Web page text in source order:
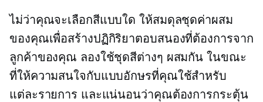
ไม่ว่าคุณจะเลือกสีแบบใด ให้สมดุลชุดค่าผสม
ของคุณเพื่อสร้างปฏิกิริยาตอบสนองที่ต้องการจาก
ลูกค้าของคุณ ลองใช้ชุดสีต่างๆ ผสมกัน ในขณะ
ที่ให้ความสนใจกับแบบอักษรที่คุณใช้สำหรับ
แต่ละรายการ และแน่นอนว่าคุณต้องการกระตุ้น